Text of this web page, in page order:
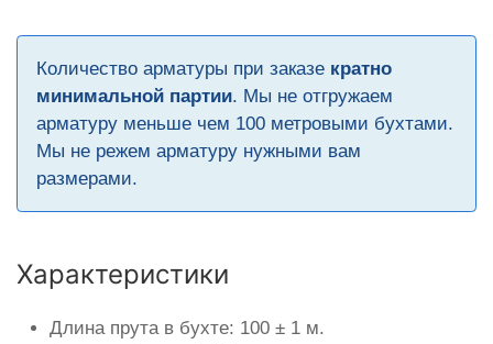
Количество арматуры при заказе кратно
минимальной партии. Мы не отгружаем
арматуру меньше чем 100 метровыми бухтами.
Мы не режем арматуру нужными вам
размерами.
Характеристики
Длина прута в бухте: 100 ± 1 м.